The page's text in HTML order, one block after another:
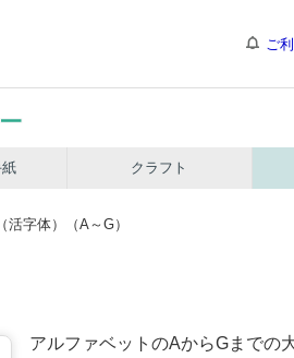
ご
クラフト
字体）（A～G）
アルファベットのAからGまでの